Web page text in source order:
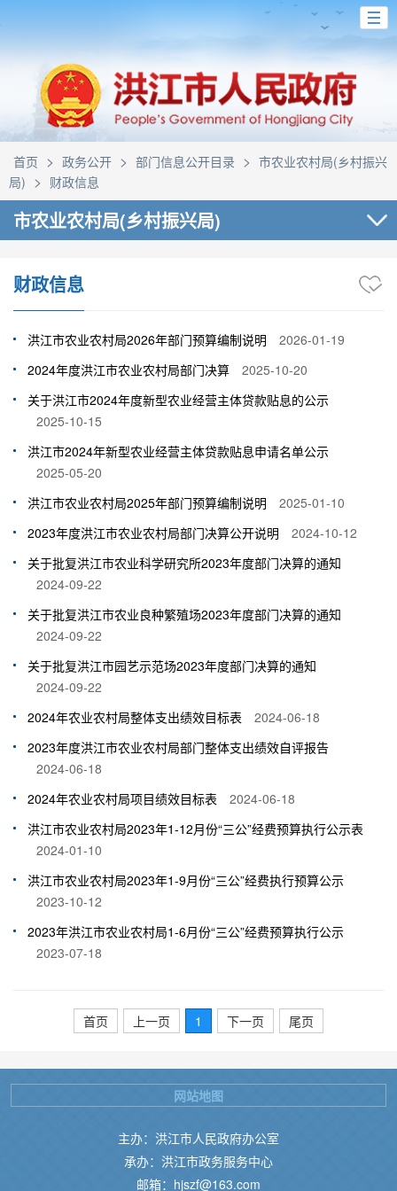
首页 > 政务公开 > 部门信息公开目录 > 市农业农村局(乡村振兴
局) > 财政信息
市农业农村局(乡村振兴局)
财政信息
洪江市农业农村局2026年部门预算编制说明
2026-01-19
2024年度洪江市农业农村局部门决算
2025-10-20
关于洪江市2024年度新型农业经营主体贷款贴息的公示
2025-10-15
洪江市2024年新型农业经营主体贷款贴息申请名单公示
2025-05-20
洪江市农业农村局2025年部门预算编制说明
2025-01-10
2023年度洪江市农业农村局部门决算公开说明
2024-10-12
关于批复洪江市农业科学研究所2023年度部门决算的通知
2024-09-22
关于批复洪江市农业良种繁殖场2023年度部门决算的通知
2024-09-22
关于批复洪江市园艺示范场2023年度部门决算的通知
2024-09-22
2024年农业农村局整体支出绩效目标表
2024-06-18
2023年度洪江市农业农村局部门整体支出绩效自评报告
2024-06-18
2024年农业农村局项目绩效目标表
2024-06-18
洪江市农业农村局2023年1-12月份“三公”经费预算执行公示表
2024-01-10
洪江市农业农村局2023年1-9月份“三公”经费执行预算公示
2023-10-12
2023年洪江市农业农村局1-6月份“三公”经费预算执行公示
2023-07-18
首页 上一页 1 下一页 尾页
主办：洪江市人民政府办公室
承办：洪江市政务服务中心
邮箱：hjszf@163.com
网站地图